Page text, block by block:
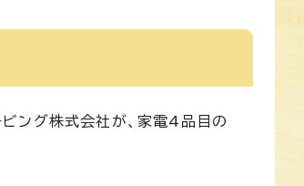
ング株式会社が、家電4品目の